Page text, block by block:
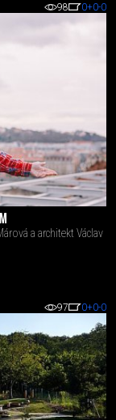
98 0+0-0
a architekt Václav
97 0+0-0